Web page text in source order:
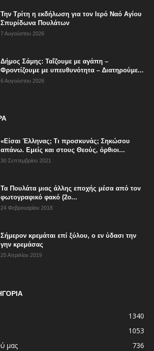
Την Τρίτη η εκδήλωση για τον Ιερό Ναό Αγίου
Σπυρίδωνα Πουλάτων
7 Αυγούστου 2026
Δήμος Σάμης: Ταΐζουμε με αγάπη –
Φροντίζουμε με υπευθυνότητα – Διατηρούμε...
6 Αυγούστου 2026
«Είσαι Έλληνας; Τι προσκυνάς; Σηκώσου
απάνω. Εμείς και στους Θεούς, όρθιοι...
30 Σεπτεμβρίου 2021
Τα Πουλάτα μιας άλλης εποχής μέσα από τον
φωτογραφικό φακό (2ο...
24 Φεβρουαρίου 2018
Σήμερον κρεμάται επί ξύλου, ο εν ύδασι την
γην κρεμάσας
25 Απριλίου 2019
1340
1053
μας
736